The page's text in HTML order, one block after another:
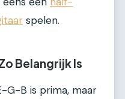
spelen.
Belangrijk Is
G-B is prima, maar